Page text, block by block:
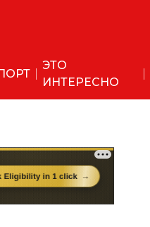
ЭТО
ИНТЕРЕСНО